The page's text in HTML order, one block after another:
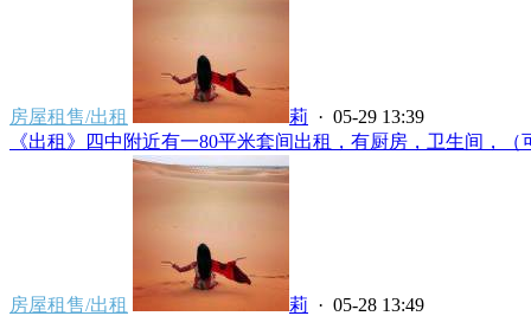
房屋租售/出租 莉 · 05-29 13:39
《出租》四中附近有一80平米套间出租，有厨房，卫生间，（
房屋租售/出租 莉 · 05-28 13:49